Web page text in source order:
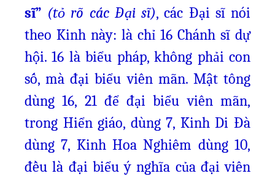
sĩ” (tỏ rõ các Đại sĩ), các Đại sĩ nói
theo Kinh này: là chỉ 16 Chánh sĩ dự
hội. 16 là biểu pháp, không phải con
số, mà đại biểu viên mãn. Mật tông
dùng 16, 21 để đại biểu viên mãn,
trong Hiển giáo, dùng 7, Kinh Di Đà
dùng 7, Kinh Hoa Nghiêm dùng 10,
đều là đại biểu ý nghĩa của đại viên